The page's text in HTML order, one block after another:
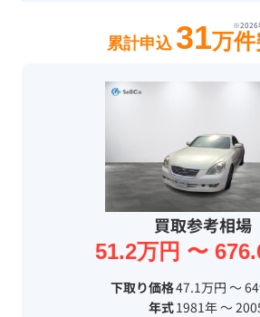
※2026
累計申込 31万
買取参考相場
51.2万円 〜
下取り価格47.1万円 〜
年式1981年 〜